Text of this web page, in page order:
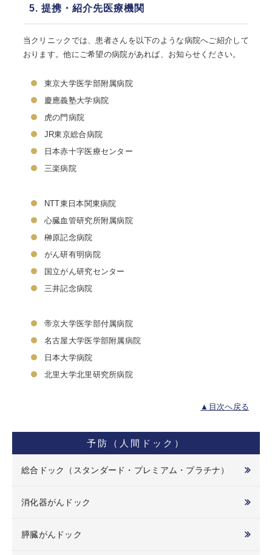
5. 提携・紹介先医療機関
当クリニックでは、患者さんを以下のような病院へご紹介して
おります。他にご希望の病院があれば、お知らせください。
東京大学医学部附属病院
慶應義塾大学病院
虎の門病院
JR東京総合病院
日本赤十字医療センター
三楽病院
NTT東日本関東病院
心臓血管研究所附属病院
榊原記念病院
がん研有明病院
国立がん研究センター
三井記念病院
帝京大学医学部付属病院
名古屋大学医学部附属病院
日本大学病院
北里大学北里研究所病院
▲目次へ戻る
予防（人間ドック）
総合ドック（スタンダード・プレミアム・プラチナ）
消化器がんドック
膵臓がんドック